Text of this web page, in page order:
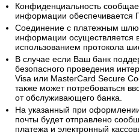
Конфиденциальность
информации обеспечивается
Соединение с платежным
информации
использованием протокола
В случае если Ваш банк
безопасного проведения
Visa или MasterCard Secure
также может потребоваться
от обслуживающего банка.
На указанный при
почты будет отправлено
платежа и электронный